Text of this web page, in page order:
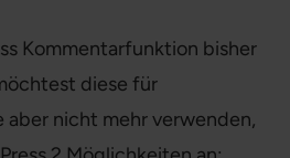
Kommentarfunktion bisher
diese für
nicht mehr verwenden,